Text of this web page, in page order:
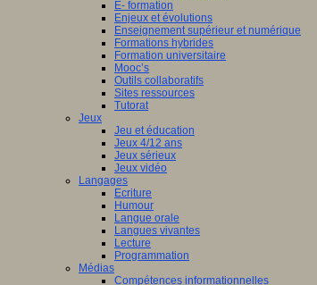
E- formation
Enjeux et évolutions
Enseignement supérieur et numérique
Formations hybrides
Formation universitaire
Mooc’s
Outils collaboratifs
Sites ressources
Tutorat
Jeux
Jeu et éducation
Jeux 4/12 ans
Jeux sérieux
Jeux vidéo
Langages
Ecriture
Humour
Langue orale
Langues vivantes
Lecture
Programmation
Médias
Compétences informationnelles